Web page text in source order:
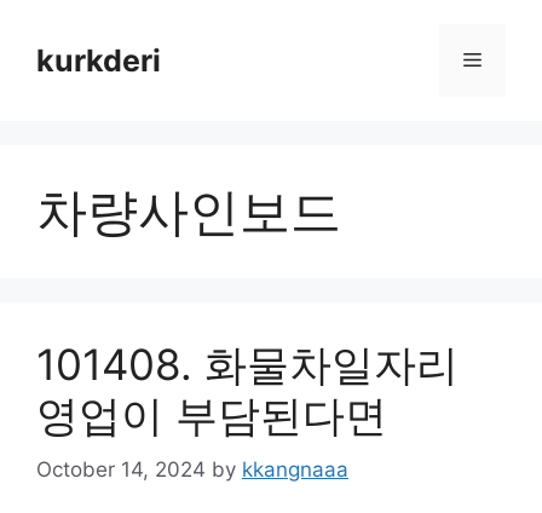
contentkurkderi Menu
차량사인보드
101408. 화물차일자리
영업이 부담된다면
October 14, 2024 by kkangnaaa